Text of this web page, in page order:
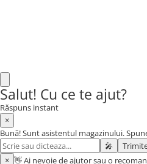
Incalzitoare pentru biberoane si
alimente
Bavete
Igiena si ingrijire
Baia bebelusului
Salut! Cu ce te ajut?
Răspuns instant
×
Bună! Sunt asistentul magazinului.
🎤
× 👋 Ai nevoie de ajutor sau o